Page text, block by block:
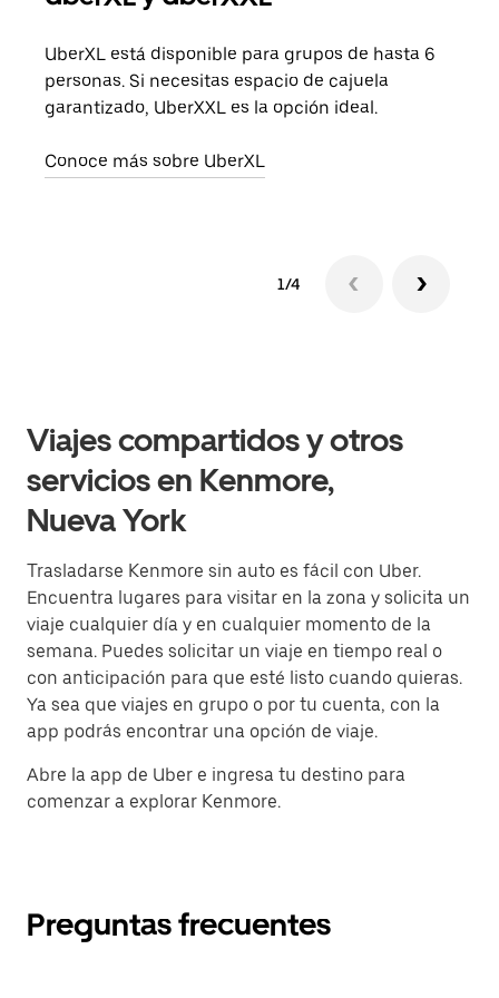
UberXL está disponible para grupos de hasta 6
personas. Si necesitas espacio de cajuela
garantizado, UberXXL es la opción ideal.
Conoce más sobre UberXL
1/4
Viajes compartidos y otros
servicios en Kenmore,
Nueva York
Trasladarse Kenmore sin auto es fácil con Uber.
Encuentra lugares para visitar en la zona y solicita un
viaje cualquier día y en cualquier momento de la
semana. Puedes solicitar un viaje en tiempo real o
con anticipación para que esté listo cuando quieras.
Ya sea que viajes en grupo o por tu cuenta, con la
app podrás encontrar una opción de viaje.
Abre la app de Uber e ingresa tu destino para
comenzar a explorar Kenmore.
Preguntas frecuentes